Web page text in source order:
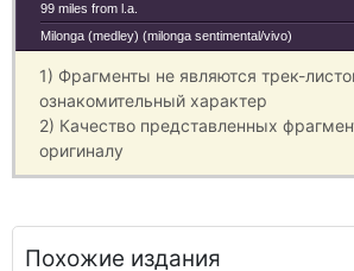
99 miles from l.a.
Milonga (medley) (milonga sentimental/vivo)
1) Фрагменты не являются трек-
ознакомительный характер
2) Качество представленных
оригиналу
Похожие издания